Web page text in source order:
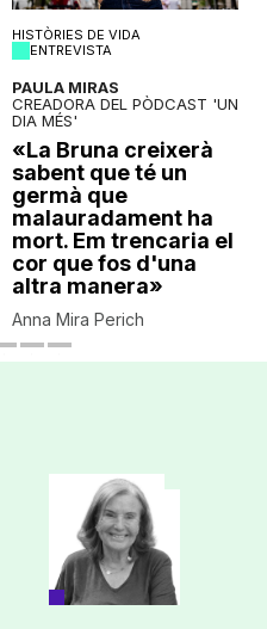
HISTÒRIES DE VIDA
ENTREVISTA
PAULA MIRAS
CREADORA DEL PÒDCAST 'UN
DIA MÉS'
«La Bruna creixerà
sabent que té un
germà que
malauradament ha
mort. Em trencaria el
cor que fos d'una
altra manera»
Anna Mira Perich